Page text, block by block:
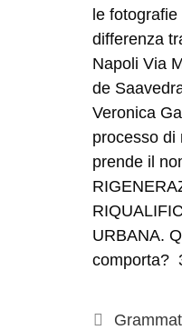
le
differenza
Napoli Via
de
Veronica
processo di
prende il
URBANA.
comporta?